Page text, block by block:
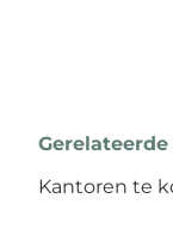
Kantoren te